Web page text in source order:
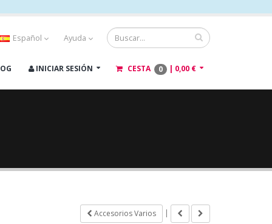
Español Ayuda
INICIAR SESIÓN CESTA 0 | 0,00 €
Accesorios Varios |